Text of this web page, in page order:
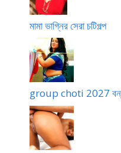
মামা ভাগ্নির সেরা চটিগল্প
group choti 2027